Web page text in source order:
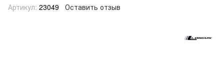
Артикул: 23049 Оставить отзыв